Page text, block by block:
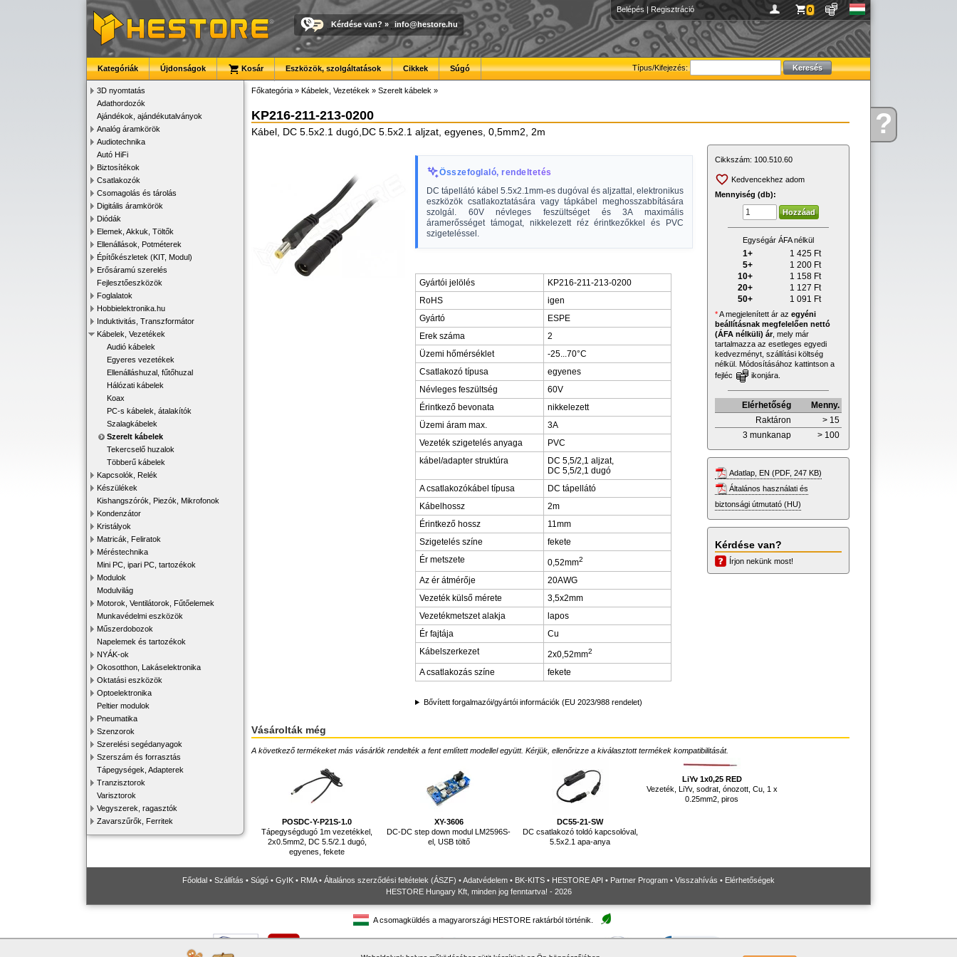
Kérdése?
Belépés | Regisztráció 0
Kérdése van? » info@hestore.hu
Típus/Kifejezés:
Kategóriák Újdonságok Kosár Eszközök, szolgáltatások Cikkek Súgó
3D nyomtatás
Adathordozók
Ajándékok, ajándékutalványok
Analóg áramkörök
Audiotechnika
Autó HiFi
Biztosítékok
Csatlakozók
Csomagolás és tárolás
Digitális áramkörök
Diódák
Elemek, Akkuk, Töltők
Ellenállások, Potméterek
Építőkészletek (KIT, Modul)
Erősáramú szerelés
Fejlesztőeszközök
Foglalatok
Hobbielektronika.hu
Induktivitás, Transzformátor
Kábelek, Vezetékek
Audió kábelek
Egyeres vezetékek
Ellenálláshuzal, fűtőhuzal
Hálózati kábelek
Koax
PC-s kábelek, átalakítók
Szalagkábelek
Szerelt kábelek
Tekercselő huzalok
Többerű kábelek
Kapcsolók, Relék
Készülékek
Kishangszórók, Piezók, Mikrofonok
Kondenzátor
Kristályok
Matricák, Feliratok
Méréstechnika
Mini PC, ipari PC, tartozékok
Modulok
Modulvilág
Motorok, Ventilátorok, Fűtőelemek
Munkavédelmi eszközök
Műszerdobozok
Napelemek és tartozékok
NYÁK-ok
Okosotthon, Lakáselektronika
Oktatási eszközök
Optoelektronika
Peltier modulok
Pneumatika
Szenzorok
Szerelési segédanyagok
Szerszám és forrasztás
Tápegységek, Adapterek
Tranzisztorok
Varisztorok
Vegyszerek, ragasztók
Zavarszűrők, Ferritek
Főkategória » Kábelek, Vezetékek » Szerelt kábelek »
KP216-211-213-0200
Kábel, DC 5.5x2.1 dugó,DC 5.5x2.1 aljzat, egyenes, 0,5mm2, 2m
Összefoglaló, rendeltetés
DC tápellátó kábel 5.5x2.1mm-es dugóval és aljzattal, elektronikus
eszközök csatlakoztatására vagy tápkábel meghosszabbítására
szolgál. 60V névleges feszültséget és 3A maximális
áramerősséget támogat, nikkelezett réz érintkezőkkel és PVC
szigeteléssel.
Gyártói jelölés
KP216-211-213-0200
RoHS
igen
Gyártó
ESPE
Erek száma
2
Üzemi hőmérséklet
-25...70°C
Csatlakozó típusa
egyenes
Névleges feszültség
60V
Érintkező bevonata
nikkelezett
Üzemi áram max.
3A
Vezeték szigetelés anyaga
PVC
kábel/adapter struktúra
DC 5,5/2,1 aljzat,
DC 5,5/2,1 dugó
A csatlakozókábel típusa
DC tápellátó
Kábelhossz
2m
Érintkező hossz
11mm
Szigetelés színe
fekete
Ér metszete
0,52mm2
Az ér átmérője
20AWG
Vezeték külső mérete
3,5x2mm
Vezetékmetszet alakja
lapos
Ér fajtája
Cu
Kábelszerkezet
2x0,52mm2
A csatlakozás színe fekete
Bővített forgalmazói/gyártói információk (EU 2023/988 rendelet)
Cikkszám: 100.510.60
Kedvencekhez adom
Mennyiség (db):
Egységár ÁFA nélkül
1+ 1 425 Ft
5+
1 200 Ft
10+
1 158 Ft
20+
1 127 Ft
50+
1 091 Ft
*A megjelenített ár az egyéni
beállításnak megfelelően nettó
(ÁFA nélküli) ár, mely már
tartalmazza az esetleges egyedi
kedvezményt, szállítási költség
nélkül. Módosításához kattintson a
fejléc
ikonjára.
Elérhetőség
Menny.
Raktáron
> 15
3 munkanap
> 100
Adatlap, EN (PDF, 247 KB)
Általános használati és
biztonsági útmutató (HU)
Kérdése van?
Írjon nekünk most!
Vásárolták még
A következő termékeket más vásárlók rendelték a fent említett modellel együtt. Kérjük, ellenőrizze a kiválasztott termékek kompatibilitását.
POSDC-Y-P21S-1.0
Tápegységdugó 1m vezetékkel,
2x0.5mm2, DC 5.5/2.1 dugó,
egyenes, fekete
XY-3606
DC-DC step down modul LM2596S-
el, USB töltő
DC55-21-SW
DC csatlakozó toldó kapcsolóval,
5.5x2.1 apa-anya
LiYv 1x0,25 RED
Vezeték, LiYv, sodrat, ónozott, Cu, 1 x
0.25mm2, piros
Főoldal • Szállítás • Súgó • GyIK • RMA• Általános szerződési feltételek (ÁSZF) •Adatvédelem • BK-KITS • HESTORE API • Partner Program • Visszahívás • Elérhetőségek
HESTORE Hungary Kft, minden jog fenntartva! - 2026
A csomagküldés a magyarországi HESTORE raktárból történik.